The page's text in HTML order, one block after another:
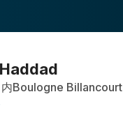
内Boulogne Billancourt